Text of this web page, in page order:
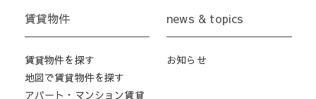
賃貸物件
賃貸物件を探す
地図で賃貸物件を探す
アパート・マンション賃貸
news & topics
お知らせ